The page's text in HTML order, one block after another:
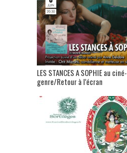
LES STANCES A SOPHIE au
genre/Retour à l’écran